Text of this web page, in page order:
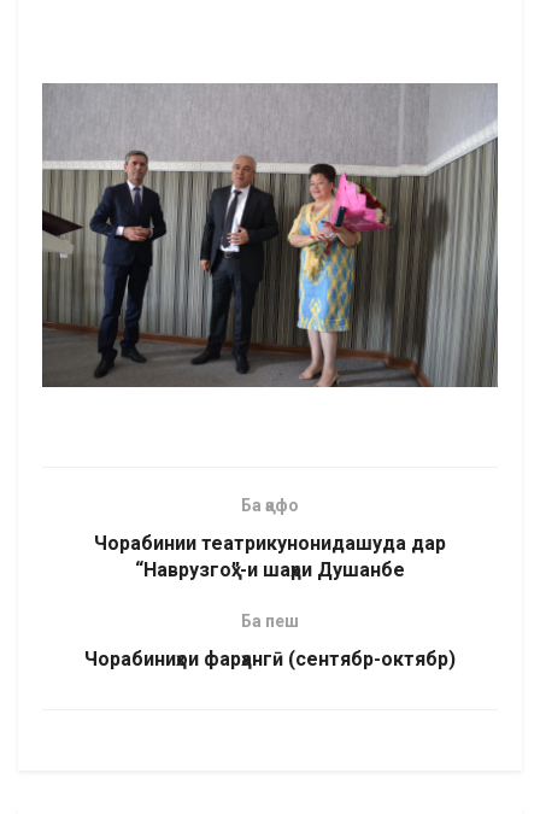
Ба қафо
Чорабинии театрикунонидашуда дар
“Наврузгоҳ”-и шаҳри Душанбе
Ба пеш
Чорабиниҳои фарҳангӣ (сентябр-октябр)